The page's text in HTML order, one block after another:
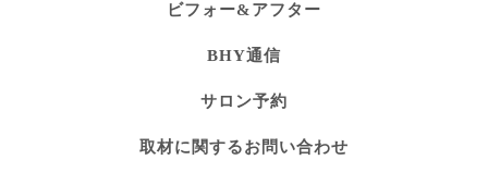
ビフォー&アフター
BHY通信
サロン予約
取材に関するお問い合わせ